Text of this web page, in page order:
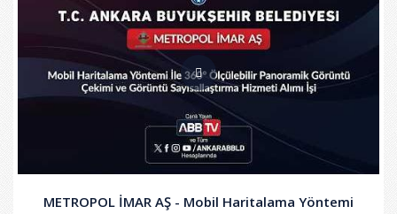
METROPOL İMAR AŞ - Mobil Haritalama Yöntemi